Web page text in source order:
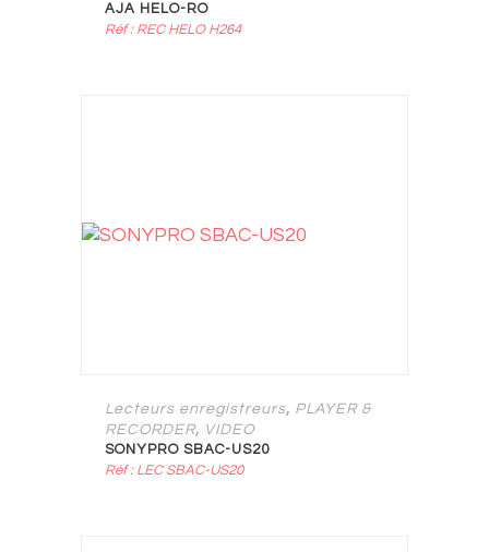
AJA HELO-RO
Réf : REC HELO H264
Lecteurs enregistreurs, PLAYER &
RECORDER, VIDEO
SONYPRO SBAC-US20
Réf : LEC SBAC-US20